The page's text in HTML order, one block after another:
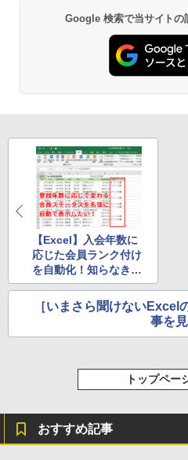
￥27,980
Amazon
ない、大き
￥19,980
Kindle
ション
るさ自動調
持続バッテ
ブラック
￥32,980
Amazon
ージ、防水
イ、色調調
売)
New
Google 検索で当サイトの
【Excel】入会年数に
応じた会員ランク付け
を自動化！知らなきゃ
損するエクセルのDAT
EDIF関数活用テク
［いまさら聞けないExcel
事を
トップペー
おすすめ記事